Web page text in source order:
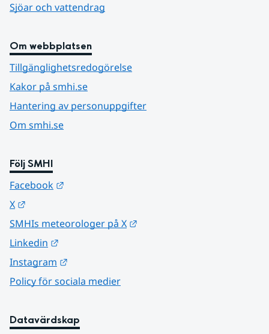
Sjöar och vattendrag
Om webbplatsen
Tillgänglighetsredogörelse
Kakor på smhi.se
Hantering av personuppgifter
Om smhi.se
Följ SMHI
Facebook
X
SMHIs meteorologer på X
Linkedin
Instagram
Policy för sociala medier
Datavärdskap